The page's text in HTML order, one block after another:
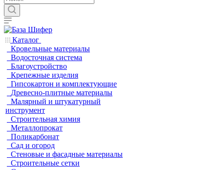
Каталог
Кровельные материалы
Водосточная система
Благоустройство
Крепежные изделия
Гипсокартон и комплектующие
Древесно-плитные материалы
Малярный и штукатурный
инструмент
Строительная химия
Металлопрокат
Поликарбонат
Сад и огород
Стеновые и фасадные материалы
Строительные сетки